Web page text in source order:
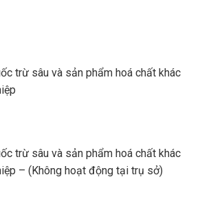
trừ sâu và sản phẩm hoá chất khác
trừ sâu và sản phẩm hoá chất khác
– (Không hoạt động tại trụ sở)